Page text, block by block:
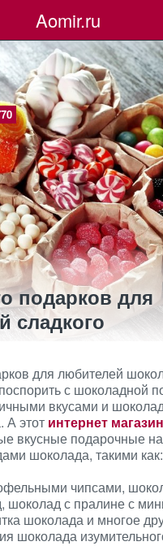
Aomir.ru
подарков для
сладкого
для любителей
с шоколадной
вкусами и
А этот интернет
вкусные подарочные
шоколада, такими как:
чипсами,
шоколад с пралине с
шоколада и многое
шоколада